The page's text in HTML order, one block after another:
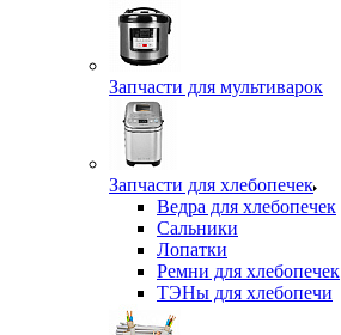
Запчасти для мультиварок
Запчасти для хлебопечек
Ведра для хлебопечек
Сальники
Лопатки
Ремни для хлебопечек
ТЭНы для хлебопечи